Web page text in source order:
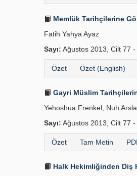
Memlük Tarihçilerine
Fatih Yahya Ayaz
Sayı: Ağustos 2013, Cilt 77 -
Özet Özet (English)
Gayri Müslim
Yehoshua Frenkel, Nuh
Sayı: Ağustos 2013, Cilt 77 -
Özet Tam Metin
Halk Hekimliğinden Diş